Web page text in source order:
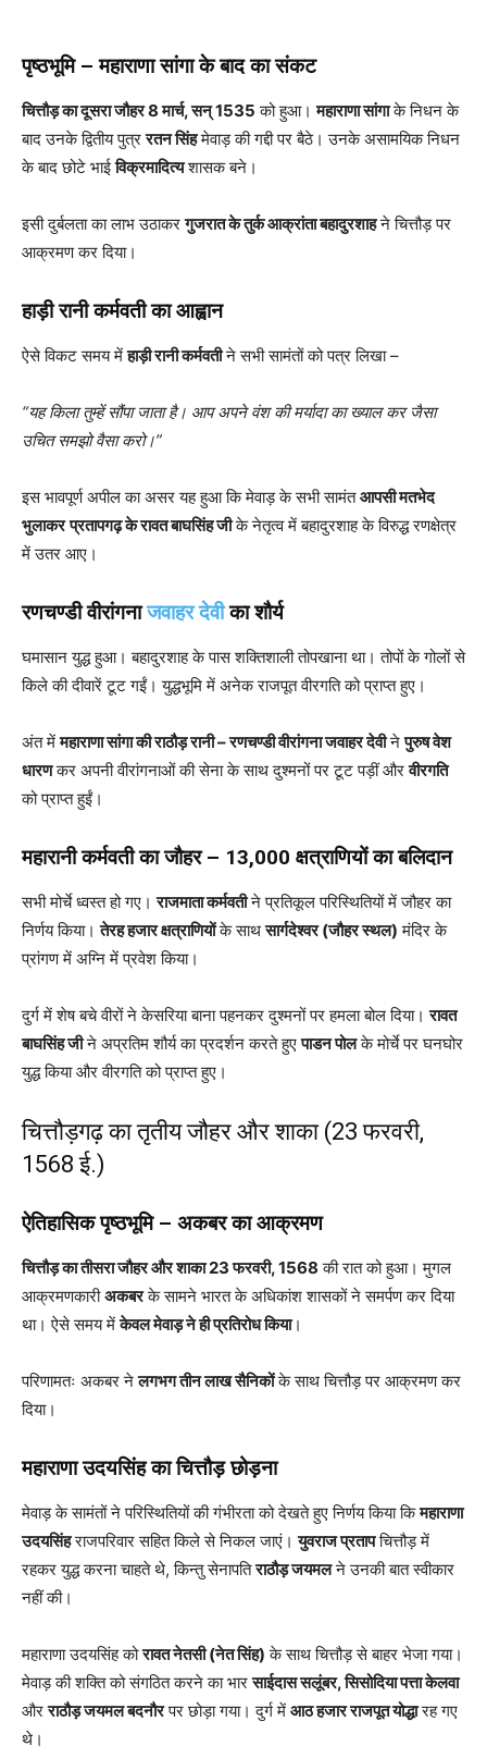
पृष्ठभूमि – महाराणा सांगा के बाद का संकट
चित्तौड़ का दूसरा जौहर 8 मार्च, सन् 1535 को हुआ।महाराणा सांगाके निधन के
बाद उनके द्वितीय पुत्ररतन सिंहमेवाड़ की गद्दी पर बैठे। उनके असामयिक निधन
के बाद छोटे भाईविक्रमादित्यशासक बने।
इसी दुर्बलता का लाभ उठाकरगुजरात के तुर्क आक्रांता बहादुरशाहने चित्तौड़ पर
आक्रमण कर दिया।
हाड़ी रानी कर्मवती का आह्वान
ऐसे विकट समय मेंहाड़ी रानी कर्मवतीने सभी सामंतों को पत्र लिखा –
“यह किला तुम्हें सौंपा जाता है। आप अपने वंश की मर्यादा का ख्याल कर जैसा
उचित समझो वैसा करो।”
इस भावपूर्ण अपील का असर यह हुआ कि मेवाड़ के सभी सामंतआपसी मतभेद
भुलाकर प्रतापगढ़ के रावत बाघसिंह जीके नेतृत्व में बहादुरशाह के विरुद्ध रणक्षेत्र
में उतर आए।
रणचण्डी वीरांगनाजवाहर देवीका शौर्य
घमासान युद्ध हुआ। बहादुरशाह के पास शक्तिशाली तोपखाना था। तोपों के गोलों से
किले की दीवारें टूट गईं। युद्धभूमि में अनेक राजपूत वीरगति को प्राप्त हुए।
अंत मेंमहाराणा सांगा की राठौड़ रानी – रणचण्डी वीरांगना जवाहर देवीनेपुरुष वेश
धारणकर अपनी वीरांगनाओं की सेना के साथ दुश्मनों पर टूट पड़ीं औरवीरगति
को प्राप्त हुईं।
महारानी कर्मवती का जौहर – 13,000 क्षत्राणियों का बलिदान
सभी मोर्चे ध्वस्त हो गए।राजमाता कर्मवतीने प्रतिकूल परिस्थितियों में जौहर का
निर्णय किया।तेरह हजार क्षत्राणियोंके साथसार्गदेश्वर (जौहर स्थल) मंदिर के
प्रांगण में अग्नि में प्रवेश किया।
दुर्ग में शेष बचे वीरों ने केसरिया बाना पहनकर दुश्मनों पर हमला बोल दिया।रावत
बाघसिंह जीने अप्रतिम शौर्य का प्रदर्शन करते हुएपाडन पोलके मोर्चे पर घनघोर
युद्ध किया और वीरगति को प्राप्त हुए।
चित्तौड़गढ़ का तृतीय जौहर और शाका (23 फरवरी,
1568 ई.)
ऐतिहासिक पृष्ठभूमि – अकबर का आक्रमण
चित्तौड़ का तीसरा जौहर और शाका 23 फरवरी, 1568 की रात को हुआ। मुगल
आक्रमणकारीअकबरके सामने भारत के अधिकांश शासकों ने समर्पण कर दिया
था। ऐसे समय मेंकेवल मेवाड़ ने ही प्रतिरोध किया।
परिणामतः अकबर नेलगभग तीन लाख सैनिकोंके साथ चित्तौड़ पर आक्रमण कर
दिया।
महाराणा उदयसिंह का चित्तौड़ छोड़ना
मेवाड़ के सामंतों ने परिस्थितियों की गंभीरता को देखते हुए निर्णय किया किमहाराणा
उदयसिंहराजपरिवार सहित किले से निकल जाएं।युवराज प्रतापचित्तौड़ में
रहकर युद्ध करना चाहते थे, किन्तु सेनापतिराठौड़ जयमलने उनकी बात स्वीकार
नहीं की।
महाराणा उदयसिंह कोरावत नेतसी (नेत सिंह) के साथ चित्तौड़ से बाहर भेजा गया।
मेवाड़ की शक्ति को संगठित करने का भारसाईदास सलूंबर, सिसोदिया पत्ता केलवा
औरराठौड़ जयमल बदनौरपर छोड़ा गया। दुर्ग में आठ हजार राजपूत योद्धारह गए
थे।